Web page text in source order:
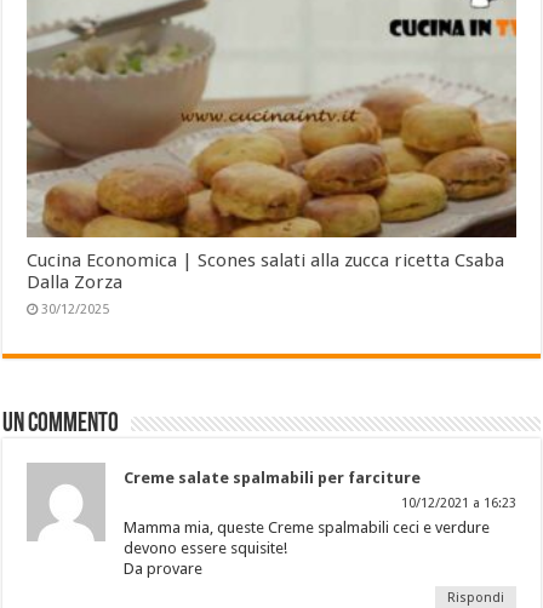
Cucina Economica | Scones salati alla zucca ricetta Csaba
Dalla Zorza
30/12/2025
Un commento
Creme salate spalmabili per farciture
10/12/2021 a 16:23
Mamma mia, queste Creme spalmabili ceci e verdure
devono essere squisite!
Da provare
Rispondi